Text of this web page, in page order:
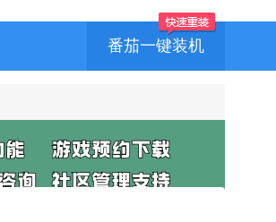
番茄一键装机